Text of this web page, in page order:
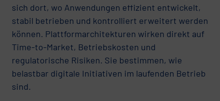
sich dort, wo Anwendungen effizient entwickelt,
stabil betrieben und kontrolliert erweitert werden
können. Plattformarchitekturen wirken direkt auf
Time-to-Market, Betriebskosten und
regulatorische Risiken. Sie bestimmen, wie
belastbar digitale Initiativen im laufenden Betrieb
sind.